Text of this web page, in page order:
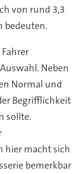
von rund 3,3
bedeuten.
Neben
Normal und
Begrifflichkeit
sollte.
hier macht sich
bemerkbar